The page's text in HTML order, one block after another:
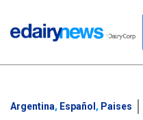
Argentina, Español , Paises